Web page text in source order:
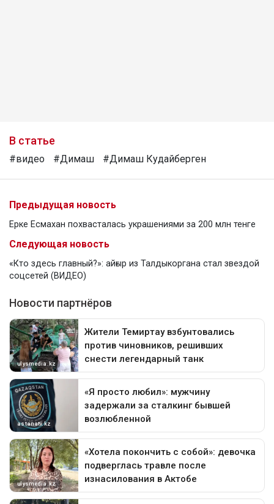
В статье
#видео #Димаш #Димаш Кудайберген
Предыдущая новость
Ерке Есмахан похвасталась украшениями за 200 млн тенге
Следующая новость
«Кто здесь главный?»: айғыр из Талдыкоргана стал звездой
соцсетей (ВИДЕО)